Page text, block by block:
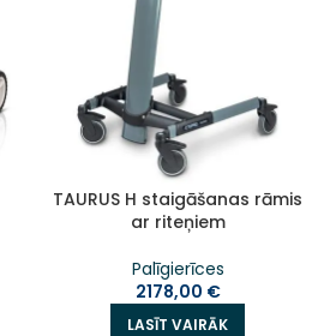
TAURUS H staigāšanas rāmis
ar riteņiem
Palīgierīces
2178,00 €
LASĪT VAIRĀK